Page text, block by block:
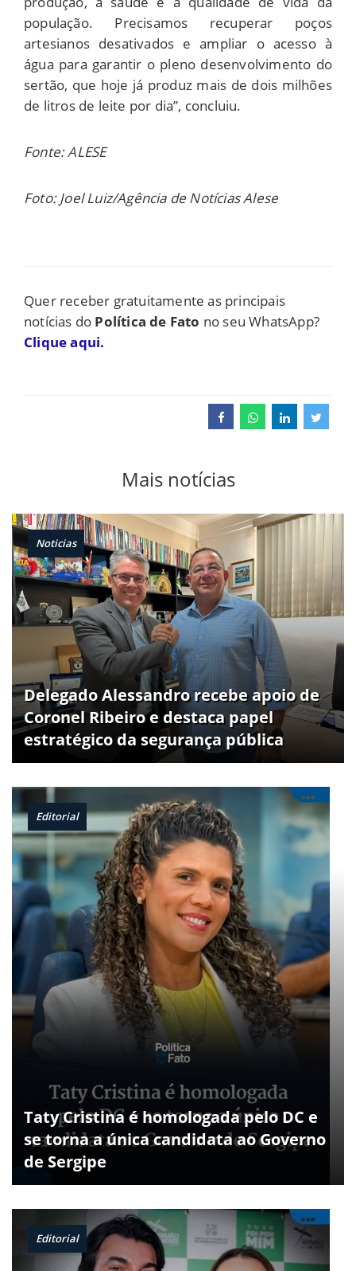
população. Precisamos recuperar poços
artesianos desativados e ampliar o acesso à
água para garantir o pleno desenvolvimento do
sertão, que hoje já produz mais de dois milhões
de litros de leite por dia”, concluiu.
Fonte: ALESE
Foto: Joel Luiz/Agência de Notícias Alese
Quer receber gratuitamente as principais
notícias do Política de Fato no seu WhatsApp?
Clique aqui.
Mais notícias
Noticias
Delegado Alessandro recebe apoio de
Coronel Ribeiro e destaca papel
estratégico da segurança pública
Editorial
Taty Cristina é homologada pelo DC e
se torna a única candidata ao Governo
de Sergipe
Editorial